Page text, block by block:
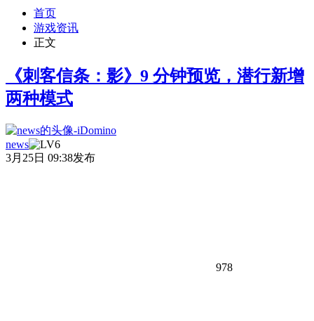
首页
游戏资讯
正文
《刺客信条：影》9 分钟预览，潜行新增
两种模式
news
3月25日 09:38发布
978